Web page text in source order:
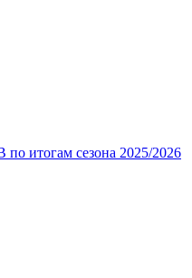
итогам сезона 2025/2026